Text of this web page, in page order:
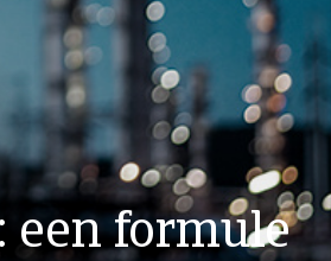
een formule